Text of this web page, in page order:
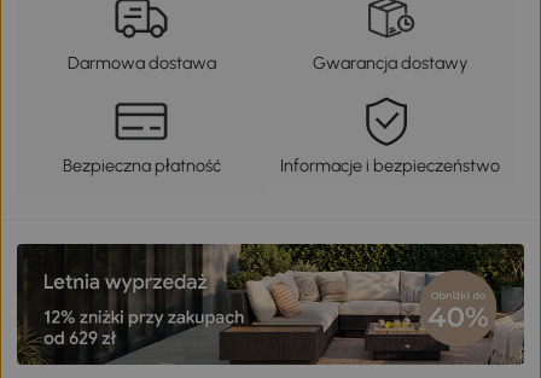
Darmowa dostawa Gwarancja dostawy
Bezpieczna płatność Informacje i bezpieczeństwo